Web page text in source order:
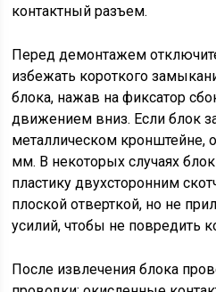
контактный разъем.
Перед демонтажем
избежать короткого
блока, нажав на фиксатор
движением вниз. Если блок
металлическом кронштейне,
мм. В некоторых случаях
пластику двухсторонним
плоской отверткой, но не
усилий, чтобы не повредить
После извлечения блока